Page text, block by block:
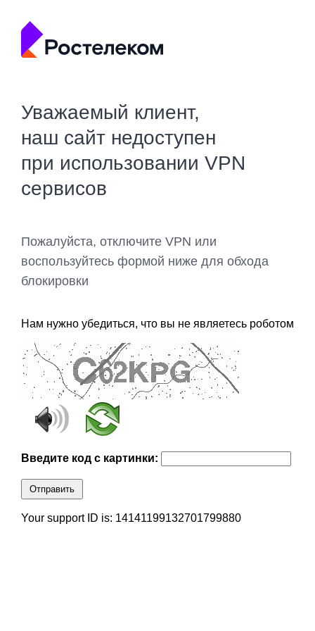
Уважаемый клиент,
наш сайт недоступен
при использовании VPN
сервисов
Пожалуйста, отключите VPN или
воспользуйтесь формой ниже для обхода
блокировки
Нам нужно убедиться, что вы не являетесь роботом
Введите код с картинки:
Отправить
Your support ID is: 14141199132701799880